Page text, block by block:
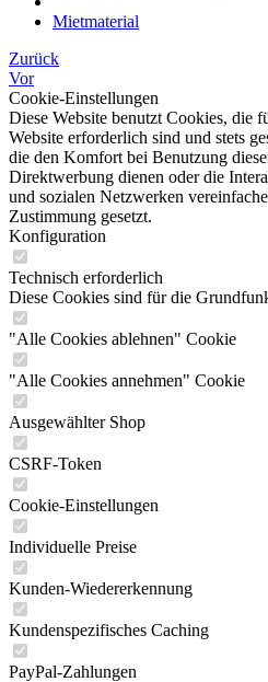
Mietmaterial
Zurück
Vor
Cookie-Einstellungen
Diese Website benutzt Cookies, die
Website erforderlich sind und stets
die den Komfort bei Benutzung
Direktwerbung dienen oder die
und sozialen Netzwerken
Zustimmung gesetzt.
Konfiguration
Technisch erforderlich
Diese Cookies sind für die
"Alle Cookies ablehnen" Cookie
"Alle Cookies annehmen" Cookie
Ausgewählter Shop
CSRF-Token
Cookie-Einstellungen
Individuelle Preise
Kunden-Wiedererkennung
Kundenspezifisches Caching
PayPal-Zahlungen